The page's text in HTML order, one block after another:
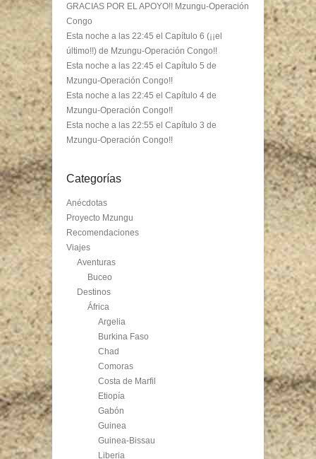
GRACIAS POR EL APOYO!! Mzungu-Operación
Congo
Esta noche a las 22:45 el Capítulo 6 (¡¡el
último!!) de Mzungu-Operación Congo!!
Esta noche a las 22:45 el Capítulo 5 de
Mzungu-Operación Congo!!
Esta noche a las 22:45 el Capítulo 4 de
Mzungu-Operación Congo!!
Esta noche a las 22:55 el Capítulo 3 de
Mzungu-Operación Congo!!
Categorías
Anécdotas
Proyecto Mzungu
Recomendaciones
Viajes
Aventuras
Buceo
Destinos
África
Argelia
Burkina Faso
Chad
Comoras
Costa de Marfil
Etiopía
Gabón
Guinea
Guinea-Bissau
Liberia